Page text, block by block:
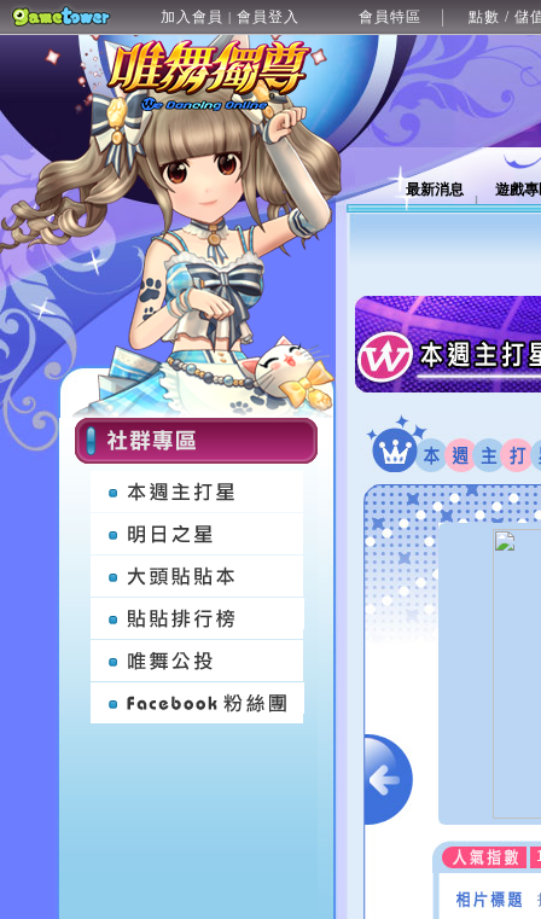
加入會員 | 會員登入 會員特區 點數 / 儲
最新消息 遊戲